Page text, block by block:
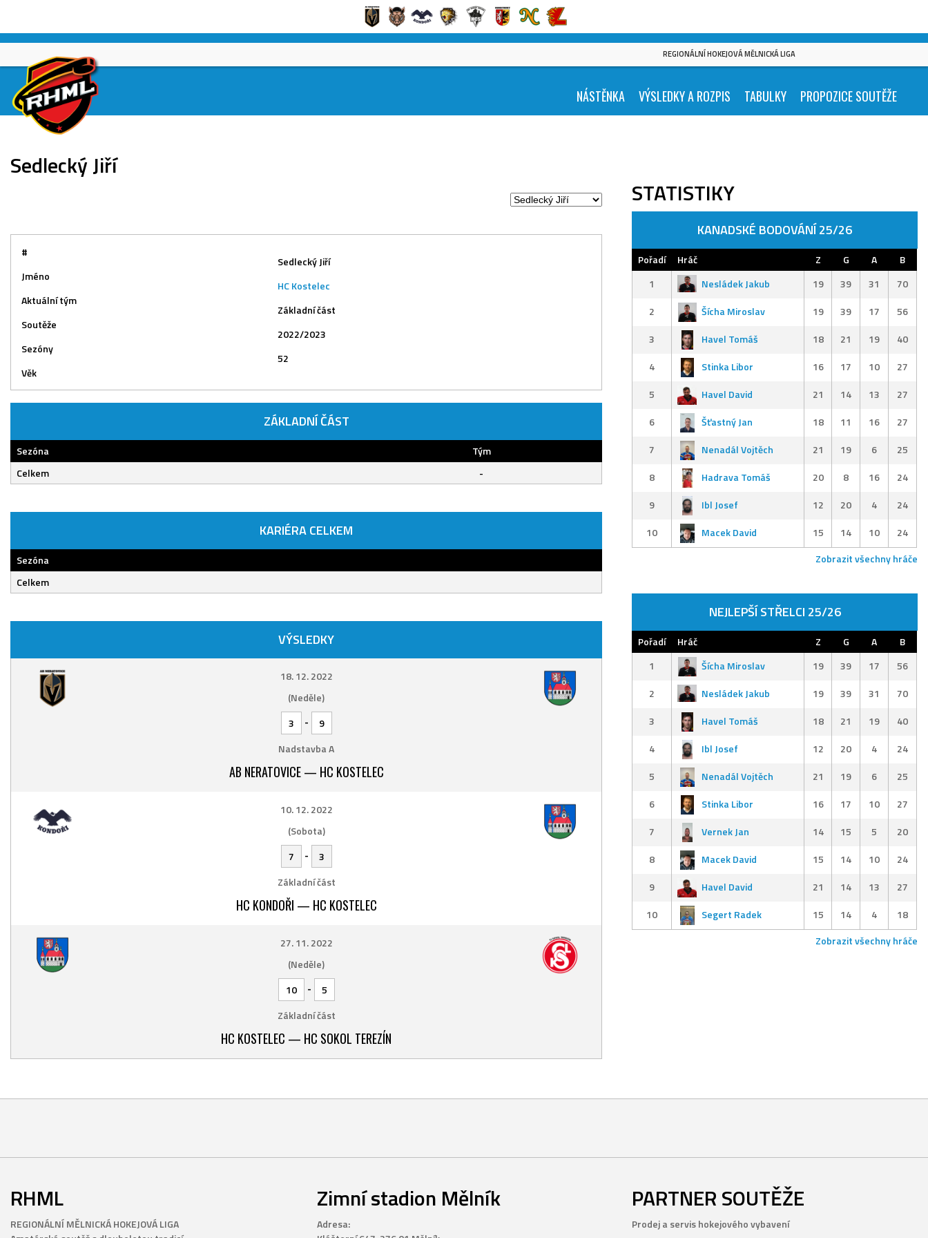
Skip
content
REGIONÁLNÍ HOKEJOVÁ MĚLNICKÁ LIGA
NÁSTĚNKA VÝSLEDKY A ROZPIS TABULKY PROPOZICE SOUTĚŽE
Sedlecký Jiří
#
Jméno
Sedlecký Jiří
Aktuální tým
HC Kostelec
Soutěže
Základní část
Sezóny
2022/2023
Věk
52
ZÁKLADNÍ ČÁST
Sezóna
Tým
Celkem
-
KARIÉRA CELKEM
Sezóna
Celkem
VÝSLEDKY
18. 12. 2022
(Neděle)
3
-
9
Nadstavba A
AB NERATOVICE — HC KOSTELEC
10. 12. 2022
(Sobota)
7
-
3
Základní část
HC KONDOŘI — HC KOSTELEC
27. 11. 2022
(Neděle)
10
-
5
Základní část
HC KOSTELEC — HC SOKOL TEREZÍN
STATISTIKY
KANADSKÉ BODOVÁNÍ 25/26
Pořadí Hráč Z G A
B
1
Nesládek Jakub 19 39 31
70
2
Šícha Miroslav 19 39 17
56
3
Havel Tomáš 18 21 19
40
4
Stinka Libor 16 17 10
27
5
Havel David 21 14 13
27
6
Šťastný Jan 18 11 16
27
7
Nenadál Vojtěch 21 19 6
25
8
Hadrava Tomáš 20 8 16
24
9
Ibl Josef 12 20 4
24
10
Macek David 15 14 10
24
Zobrazit všechny hráče
NEJLEPŠÍ STŘELCI 25/26
Pořadí Hráč Z G A
B
1
Šícha Miroslav 19 39 17
56
2
Nesládek Jakub 19 39 31
70
3
Havel Tomáš 18 21 19
40
4
Ibl Josef 12 20 4
24
5
Nenadál Vojtěch 21 19 6
25
6
Stinka Libor 16 17 10
27
7
Vernek Jan 14 15 5
20
8
Macek David 15 14 10
24
9
Havel David 21 14 13
27
10
Segert Radek 15 14 4
18
Zobrazit všechny hráče
RHML
REGIONÁLNÍ MĚLNICKÁ HOKEJOVÁ LIGA
Zimní stadion Mělník
Adresa:
PARTNER SOUTĚŽE
Prodej a servis hokejového vybavení